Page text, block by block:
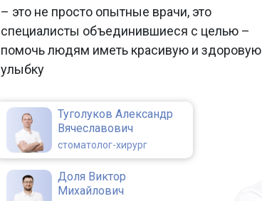
– это не просто опытные врачи, это
специалисты объединившиеся с целью –
помочь людям иметь красивую и здоровую
улыбку
Туголуков Александр
Вячеславович
стоматолог-хирург
Доля Виктор
Михайлович